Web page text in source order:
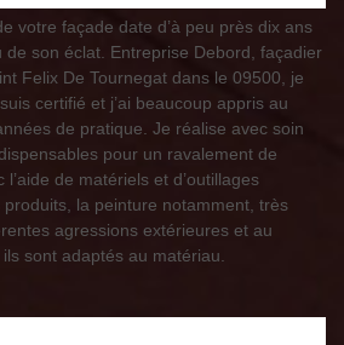
votre façade date d’à peu près dix ans
son éclat. Entreprise Debord, façadier
Felix De Tournegat dans le 09500, je
certifié et j’ai beaucoup appris au
de pratique. Je réalise avec soin
pour un ravalement de
de matériels et d’outillages
produits, la peinture notamment, très
agressions extérieures et au
sont adaptés au matériau.